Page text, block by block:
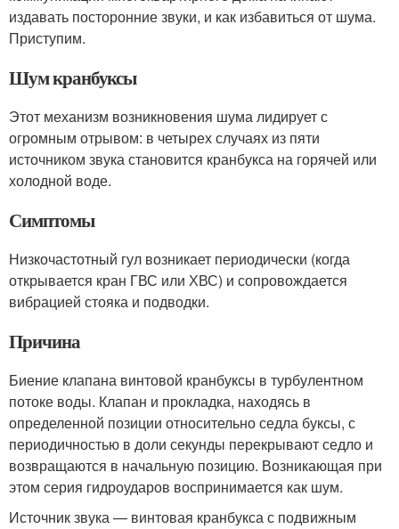
издавать посторонние звуки, и как избавиться от шума.
Приступим.
Шум кранбуксы
Этот механизм возникновения шума лидирует с
огромным отрывом: в четырех случаях из пяти
источником звука становится кранбукса на горячей или
холодной воде.
Симптомы
Низкочастотный гул возникает периодически (когда
открывается кран ГВС или ХВС) и сопровождается
вибрацией стояка и подводки.
Причина
Биение клапана винтовой кранбуксы в турбулентном
потоке воды. Клапан и прокладка, находясь в
определенной позиции относительно седла буксы, с
периодичностью в доли секунды перекрывают седло и
возвращаются в начальную позицию. Возникающая при
этом серия гидроударов воспринимается как шум.
Источник звука — винтовая кранбукса с подвижным